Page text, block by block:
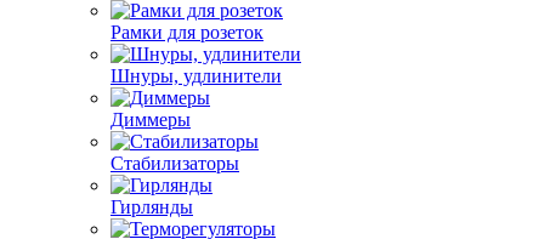
Рамки для розеток
Шнуры, удлинители
Диммеры
Стабилизаторы
Гирлянды